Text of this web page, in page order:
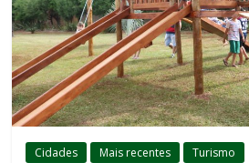
Cidades Mais recentes Turismo